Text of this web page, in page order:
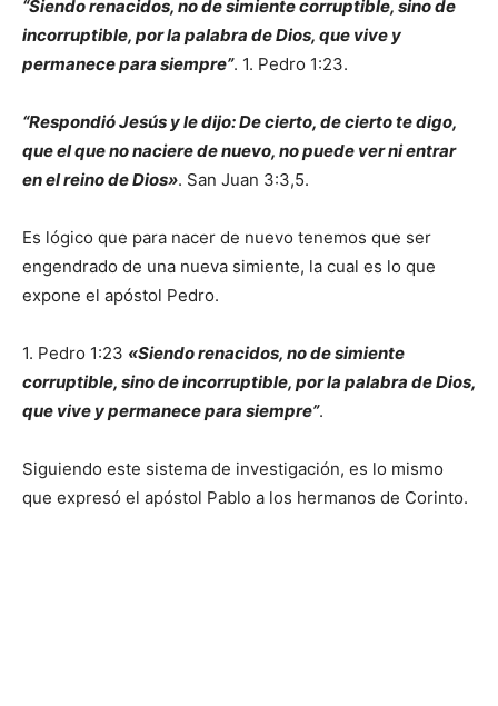
“Siendo renacidos, no de simiente corruptible, sino de
incorruptible, por la palabra de Dios, que vive y
permanece para siempre”. 1. Pedro 1:23.
“Respondió Jesús y le dijo: De cierto, de cierto te digo,
que el que no naciere de nuevo, no puede ver ni entrar
en el reino de Dios». San Juan 3:3,5.
Es lógico que para nacer de nuevo tenemos que ser
engendrado de una nueva simiente, la cual es lo que
expone el apóstol Pedro.
1. Pedro 1:23 «Siendo renacidos, no de simiente
corruptible, sino de incorruptible, por la palabra de Dios,
que vive y permanece para siempre”.
Siguiendo este sistema de investigación, es lo mismo
que expresó el apóstol Pablo a los hermanos de Corinto.